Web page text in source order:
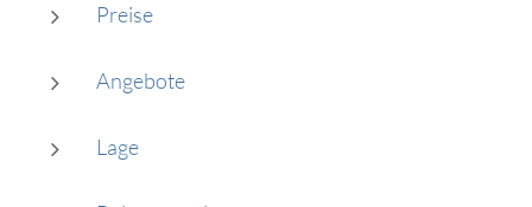
Preise
Angebote
Lage